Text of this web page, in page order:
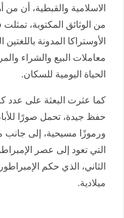
الاسلامية والقبطية، أن
الأوستراكا المدونة
معاملات البيع والشراء
الحياة اليومية للسكان.
كما عثرت البعثة على عدد
حفظ جيدة، تحمل صورًا
ورموزًا مسيحية، إلى جانب
التي تعود إلى عصر
ميلادية.